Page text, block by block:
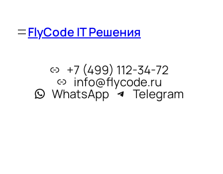
FlyCode IT Решения
+7 (499) 112-34-72
info@flycode.ru
WhatsApp Telegram